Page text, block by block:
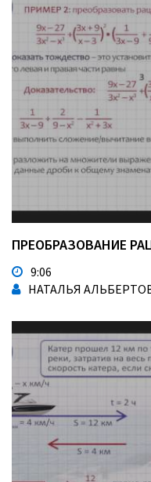
ПРЕОБРАЗОВАНИЕ
9:06
НАТАЛЬЯ